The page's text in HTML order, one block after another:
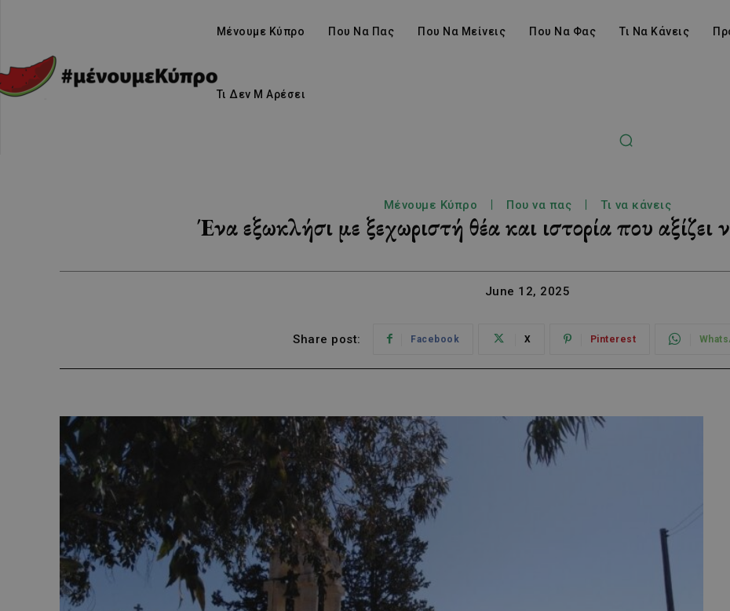
Μένουμε Κύπρο Που Να Πας Που Να Μείνεις Που Να Φας Τι Να Κάνεις
Τι Δεν Μ Αρέσει
Μένουμε Κύπρο Που να πας Τι να κάνεις
Ένα εξωκλήσι με ξεχωριστή θέα και ιστορία που αξίζει
June 12, 2025
Share post: Facebook X Pinterest